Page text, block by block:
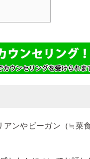
アンやビーガン（≒菜